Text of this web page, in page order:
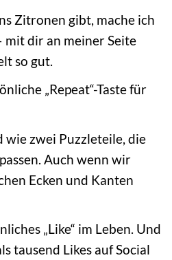
Zitronen gibt, mache ich
mit dir an meiner Seite
so gut.
„Repeat“-Taste für
wie zwei Puzzleteile, die
Auch wenn wir
Ecken und Kanten
„Like“ im Leben. Und
tausend Likes auf Social